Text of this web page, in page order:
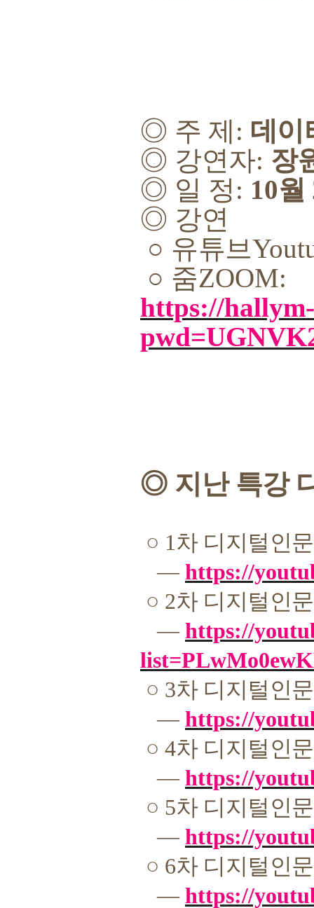
◎ 주 제: 데이
◎ 강연자: 장
◎ 일 정: 10월
◎ 강연
○ 유튜브
○ 줌ZOOM:
https://
◎ 지난 특강
○ 1차 디지털인
― https://
○ 2차 디지털인
― https://
○ 3차 디지털인
― https://
○ 4차 디지털인
― https://
○ 5차 디지털인
― https://
○ 6차 디지털인
― https://